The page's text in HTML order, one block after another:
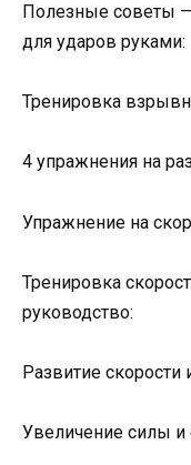
Полезные советы
для ударов руками:
Тренировка
4 упражнения на
Упражнение на
Тренировка
руководство:
Развитие скорости
Увеличение силы и